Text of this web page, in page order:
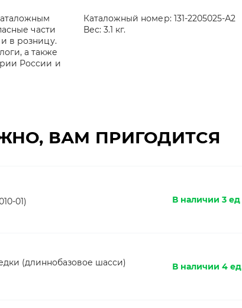
части
в розницу.
а также
России и
Каталожный номер: 131-2205025-А2
Вес: 3.1 кг.
ВАМ ПРИГОДИТСЯ
01)
В наличии 3 ед
(длиннобазовое шасси)
В наличии 4 ед